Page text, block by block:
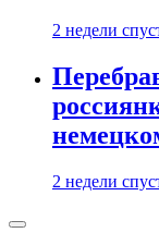
2 недели
2 недели